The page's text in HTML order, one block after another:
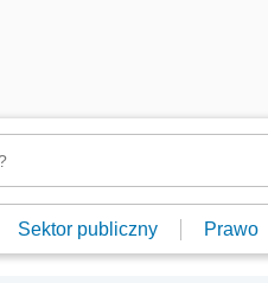
Sektor publiczny Prawo